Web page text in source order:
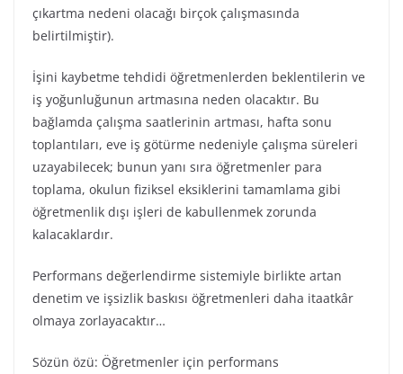
çıkartma nedeni olacağı birçok çalışmasında
belirtilmiştir).
İşini kaybetme tehdidi öğretmenlerden beklentilerin ve
iş yoğunluğunun artmasına neden olacaktır. Bu
bağlamda çalışma saatlerinin artması, hafta sonu
toplantıları, eve iş götürme nedeniyle çalışma süreleri
uzayabilecek; bunun yanı sıra öğretmenler para
toplama, okulun fiziksel eksiklerini tamamlama gibi
öğretmenlik dışı işleri de kabullenmek zorunda
kalacaklardır.
Performans değerlendirme sistemiyle birlikte artan
denetim ve işsizlik baskısı öğretmenleri daha itaatkâr
olmaya zorlayacaktır…
Sözün özü: Öğretmenler için performans